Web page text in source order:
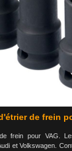
de frein
frein pour VAG.
et Volkswagen.